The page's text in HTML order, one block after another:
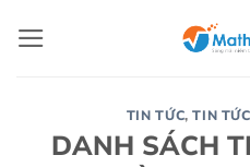
qua
TIN TỨC,TIN
DANH SÁCH